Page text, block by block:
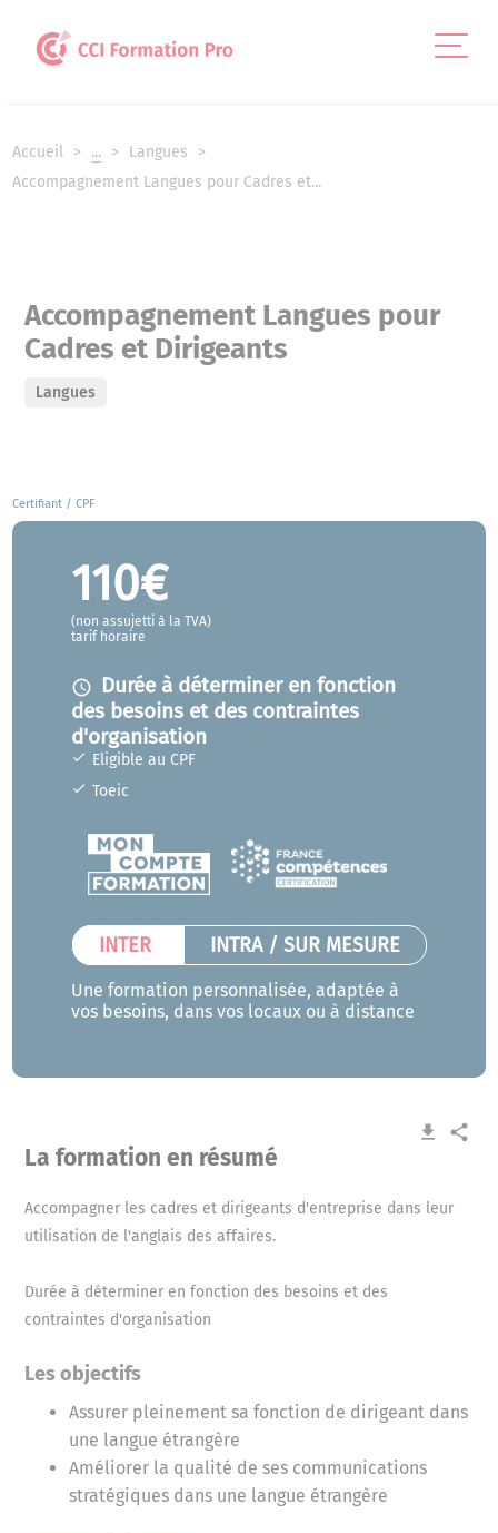
Accueil ...
Langues
Accompagnement Langues pour Cadres et...
Accompagnement Langues pour
Cadres et Dirigeants
Langues
Certifiant / CPF
INTER INTRA / SUR MESURE
Une formation personnalisée, adaptée à
vos besoins, dans vos locaux ou à distance
Eligible au CPF
Toeic
110€
(non assujetti à la TVA)
tarif horaire
access_time Durée à déterminer en fonction
des besoins et des contraintes
d'organisation
get_app share
La formation en résumé
Accompagner les cadres et dirigeants d'entreprise dans leur
utilisation de l'anglais des affaires.
Durée à déterminer en fonction des besoins et des
contraintes d'organisation
Les objectifs
Assurer pleinement sa fonction de dirigeant dans
une langue étrangère
Améliorer la qualité de ses communications
stratégiques dans une langue étrangère